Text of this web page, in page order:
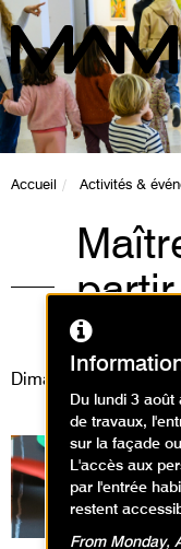
Accueil Activités &
Dimanche 6 août 2023
Du lundi 3
de travaux,
sur la façade
L'accès aux
par l'entrée
restent
From Monday,